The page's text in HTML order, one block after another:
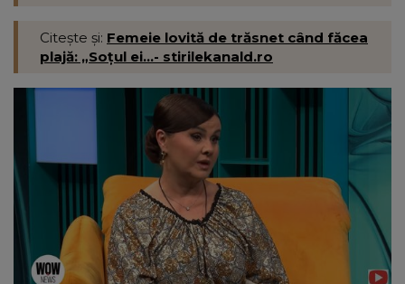
Citește și: Femeie lovită de trăsnet când făcea
plajă: „Soțul ei...- stirilekanald.ro